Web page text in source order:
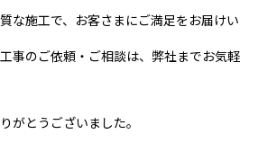
な施工で、お客さまにご満足をお届けい
事のご依頼・ご相談は、弊社までお気軽
がとうございました。